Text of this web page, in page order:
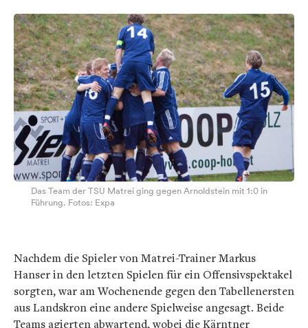
Das Team der TSU Matrei ging gegen Arnoldstein mit 1:0 in
Führung. Fotos: Expa
Nachdem die Spieler von Matrei-Trainer Markus
Hanser in den letzten Spielen für ein Offensivspektakel
sorgten, war am Wochenende gegen den Tabellenersten
aus Landskron eine andere Spielweise angesagt. Beide
Teams agierten abwartend, wobei die Kärntner